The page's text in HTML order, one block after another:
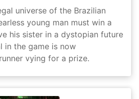
universe of the Brazilian
young man must win a
his sister in a dystopian future
in the game is now
vying for a prize.